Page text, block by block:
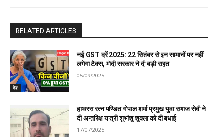
RELATED ARTICLES
देश
नई GST दरें 2025: 22 सितंबर से इन सामानों पर नहीं
लगेगा टैक्स, मोदी सरकार ने दी बड़ी राहत
05/09/2025
हाथरस रत्न पण्डित गोपाल शर्मा प्रमुख युवा समाज सेवी ने
दी अन्तरिक्ष यात्री शुभांशु शुक्ला को दी बधाई
17/07/2025